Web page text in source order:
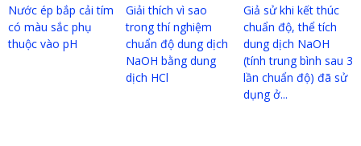
Nước ép bắp cải tím
có màu sắc phụ
thuộc vào pH
Giải thích vì sao
trong thí nghiệm
chuẩn độ dung dịch
NaOH bằng dung
dịch HCl
Giả sử khi kết thúc
chuẩn độ, thể tích
dung dịch NaOH
(tính trung bình sau 3
lần chuẩn độ) đã sử
dụng ở...